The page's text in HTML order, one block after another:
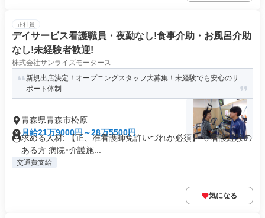
正社員
デイサービス看護職員・夜勤なし!食事介助・お風呂介助
なし!未経験者歓迎!
株式会社サンライズモータース
新規出店決定！オープニングスタッフ大募集！未経験でも安心のサ
ポート体制
青森県青森市松原
月給21万9000円～28万5500円
求める人材: 【正、准看護師免許いづれか必須】 ◇看護経験の
ある方 病院･介護施...
交通費支給
気になる